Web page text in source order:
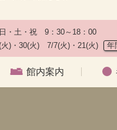
・土・祝　9：30～18：00　
)・30(火)　7/7(火)・21(火) 年
館内案内